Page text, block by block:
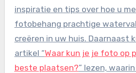
inspiratie en tips over hoe u
fotobehang prachtige
creëren in uw huis. Daarnaast
artikel “Waar kun je je foto op
beste plaatsen?” lezen,